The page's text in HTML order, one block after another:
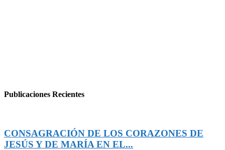
Publicaciones Recientes
CONSAGRACIÓN DE LOS CORAZONES DE
JESÚS Y DE MARÍA EN EL...